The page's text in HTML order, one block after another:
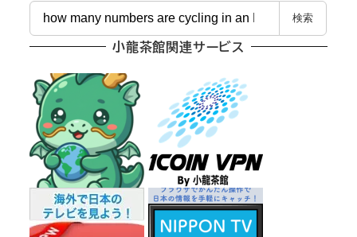
検
索
検索
小龍茶館関連サービス